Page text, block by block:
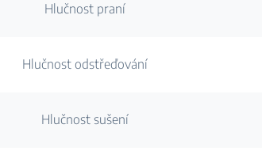
Hlučnost praní
Hlučnost odstřeďování
Hlučnost sušení